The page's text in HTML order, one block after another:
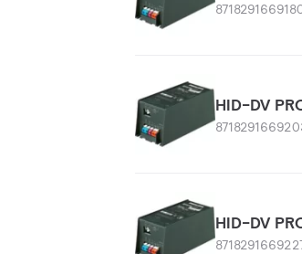
HID-DV
HID-DV